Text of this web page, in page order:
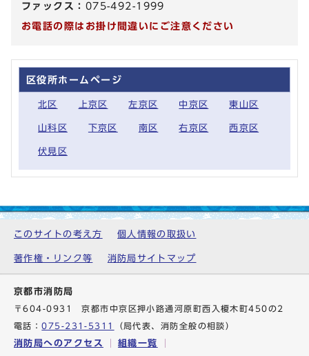
ファックス： 075-492-1999
お電話の際はお掛け間違いにご注意ください
区役所ホームページ
北区 上京区 左京区 中京区 東山区
山科区 下京区 南区 右京区 西京区
伏見区
このサイトの考え方 個人情報の取扱い
著作権・リンク等 消防局サイトマップ
京都市消防局
〒604-0931 京都市中京区押小路通河原町西入榎木町450の2
電話：075-231-5311 （局代表、消防全般の相談）
消防局へのアクセス 組織一覧